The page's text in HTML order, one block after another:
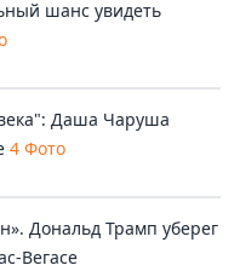
шанс увидеть
Даша Чаруша
4 Фото
Дональд Трамп уберег
Вегасе